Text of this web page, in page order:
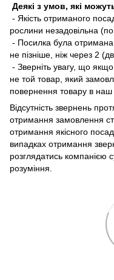
Деякі з умов, які
- Якість отриманого
рослини незадовільна
- Посилка була отримана
не пізніше, ніж через 2
- Зверніть увагу, що
не той товар, який
повернення товару в наш
Відсутність звернень
отримання замовлення
отримання якісного
випадках отримання
розглядатись компанією
розуміння.